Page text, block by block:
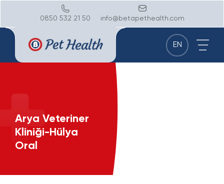
0850 532 21 50 info@betapethealth.com
EN
Arya Veteriner
Kliniği-Hülya
Oral